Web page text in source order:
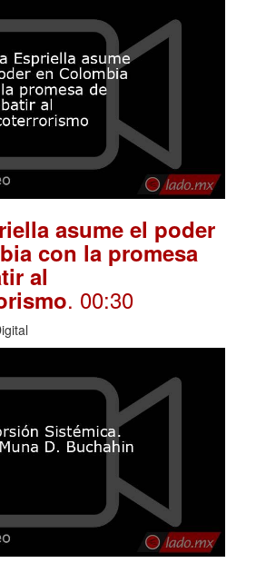
asume el poder
con la promesa
al
. 00:30